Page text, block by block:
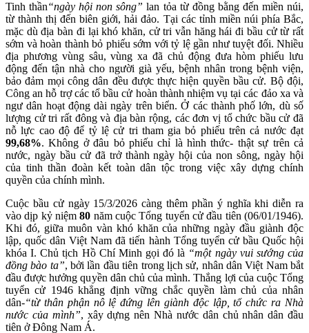
Tinh thần“ngày hội non sông” lan tỏa từ đồng bằng đến miền núi,
từ thành thị đến biên giới, hải đảo. Tại các tỉnh miền núi phía Bắc,
mặc dù địa bàn đi lại khó khăn, cử tri vẫn hăng hái đi bầu cử từ rất
sớm và hoàn thành bỏ phiếu sớm với tỷ lệ gần như tuyệt đối. Nhiều
địa phương vùng sâu, vùng xa đã chủ động đưa hòm phiếu lưu
động đến tận nhà cho người già yếu, bệnh nhân trong bệnh viện,
bảo đảm mọi công dân đều được thực hiện quyền bầu cử. Bộ đội,
Công an hỗ trợ các tổ bầu cử hoàn thành nhiệm vụ tại các đảo xa và
ngư dân hoạt động dài ngày trên biển. Ở các thành phố lớn, dù số
lượng cử tri rất đông và địa bàn rộng, các đơn vị tổ chức bầu cử đã
nỗ lực cao độ để tỷ lệ cử tri tham gia bỏ phiếu trên cả nước đạt
99,68%. Không ở đâu bỏ phiếu chỉ là hình thức- thật sự trên cả
nước, ngày bầu cử đã trở thành ngày hội của non sông, ngày hội
của tinh thần đoàn kết toàn dân tộc trong việc xây dựng chính
quyền của chính mình.
Cuộc bầu cử ngày 15/3/2026 càng thêm phần ý nghĩa khi diễn ra
vào dịp kỷ niệm80 năm cuộc Tổng tuyển cử đầu tiên (06/01/1946).
Khi đó, giữa muôn vàn khó khăn của những ngày đầu giành độc
lập, quốc dân Việt Nam đã tiến hành Tổng tuyển cử bầu Quốc hội
khóa I. Chủ tịch Hồ Chí Minh gọi đó là “một ngày vui sướng của
đồng bào ta”, bởi lần đầu tiên trong lịch sử, nhân dân Việt Nam bắt
đầu được hưởng quyền dân chủ của mình. Thắng lợi của cuộc Tổng
tuyển cử 1946 khẳng định vững chắc quyền làm chủ của nhân
dân-“từ thân phận nô lệ đứng lên giành độc lập, tổ chức ra Nhà
nước của mình”, xây dựng nên Nhà nước dân chủ nhân dân đầu
tiên ở Đông Nam Á.